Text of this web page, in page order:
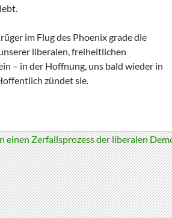
im Flug des Phoenix grade die
liberalen, freiheitlichen
– in der Hoffnung, uns bald wieder in
zündet sie.